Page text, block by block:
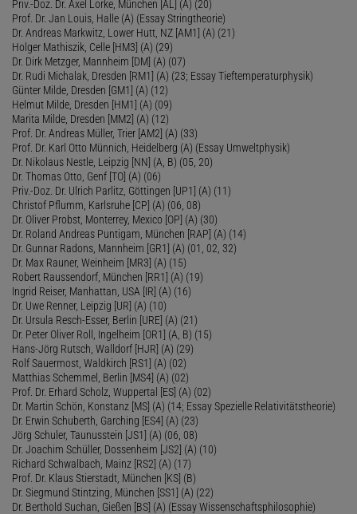
Priv.-Doz. Dr. Axel Lorke, München [AL] (A) (20)
Prof. Dr. Jan Louis, Halle (A) (Essay Stringtheorie)
Dr. Andreas Markwitz, Lower Hutt, NZ [AM1] (A) (21)
Holger Mathiszik, Celle [HM3] (A) (29)
Dr. Dirk Metzger, Mannheim [DM] (A) (07)
Dr. Rudi Michalak, Dresden [RM1] (A) (23; Essay Tieftemperaturphysik)
Günter Milde, Dresden [GM1] (A) (12)
Helmut Milde, Dresden [HM1] (A) (09)
Marita Milde, Dresden [MM2] (A) (12)
Prof. Dr. Andreas Müller, Trier [AM2] (A) (33)
Prof. Dr. Karl Otto Münnich, Heidelberg (A) (Essay Umweltphysik)
Dr. Nikolaus Nestle, Leipzig [NN] (A, B) (05, 20)
Dr. Thomas Otto, Genf [TO] (A) (06)
Priv.-Doz. Dr. Ulrich Parlitz, Göttingen [UP1] (A) (11)
Christof Pflumm, Karlsruhe [CP] (A) (06, 08)
Dr. Oliver Probst, Monterrey, Mexico [OP] (A) (30)
Dr. Roland Andreas Puntigam, München [RAP] (A) (14)
Dr. Gunnar Radons, Mannheim [GR1] (A) (01, 02, 32)
Dr. Max Rauner, Weinheim [MR3] (A) (15)
Robert Raussendorf, München [RR1] (A) (19)
Ingrid Reiser, Manhattan, USA [IR] (A) (16)
Dr. Uwe Renner, Leipzig [UR] (A) (10)
Dr. Ursula Resch-Esser, Berlin [URE] (A) (21)
Dr. Peter Oliver Roll, Ingelheim [OR1] (A, B) (15)
Hans-Jörg Rutsch, Walldorf [HJR] (A) (29)
Rolf Sauermost, Waldkirch [RS1] (A) (02)
Matthias Schemmel, Berlin [MS4] (A) (02)
Prof. Dr. Erhard Scholz, Wuppertal [ES] (A) (02)
Dr. Martin Schön, Konstanz [MS] (A) (14; Essay Spezielle Relativitätstheorie)
Dr. Erwin Schuberth, Garching [ES4] (A) (23)
Jörg Schuler, Taunusstein [JS1] (A) (06, 08)
Dr. Joachim Schüller, Dossenheim [JS2] (A) (10)
Richard Schwalbach, Mainz [RS2] (A) (17)
Prof. Dr. Klaus Stierstadt, München [KS] (B)
Dr. Siegmund Stintzing, München [SS1] (A) (22)
Dr. Berthold Suchan, Gießen [BS] (A) (Essay Wissenschaftsphilosophie)